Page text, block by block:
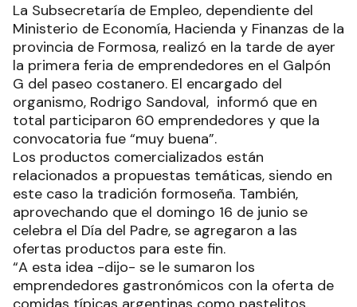
La Subsecretaría de Empleo, dependiente del
Ministerio de Economía, Hacienda y Finanzas de la
provincia de Formosa, realizó en la tarde de ayer
la primera feria de emprendedores en el Galpón
G del paseo costanero. El encargado del
organismo, Rodrigo Sandoval, informó que en
total participaron 60 emprendedores y que la
convocatoria fue “muy buena”.
Los productos comercializados están
relacionados a propuestas temáticas, siendo en
este caso la tradición formoseña. También,
aprovechando que el domingo 16 de junio se
celebra el Día del Padre, se agregaron a las
ofertas productos para este fin.
“A esta idea -dijo- se le sumaron los
emprendedores gastronómicos con la oferta de